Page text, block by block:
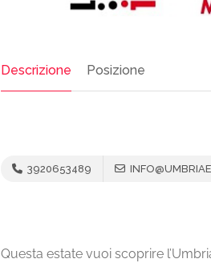
Descrizione Posizione
3920653489
Questa estate vuoi scoprire